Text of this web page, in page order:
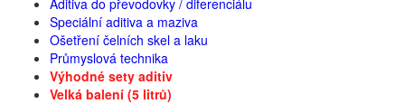
Aditiva do převodovky / diferenciálu
Speciální aditiva a maziva
Ošetření čelních skel a laku
Průmyslová technika
Výhodné sety aditiv
Velká balení (5 litrů)